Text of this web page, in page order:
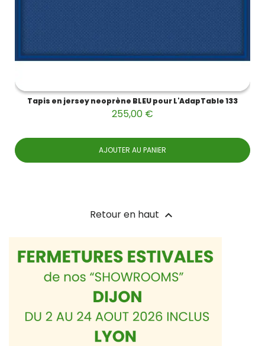
Tapis en jersey neoprène BLEU pour L'AdapTable 133
255,00 €
AJOUTER AU PANIER
Retour en haut 